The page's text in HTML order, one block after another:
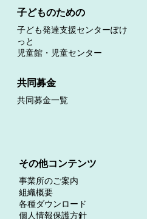
子どものための
子ども発達支援センターぽけ
っと
児童館・児童センター
共同募金
共同募金一覧
その他コンテンツ
事業所のご案内
組織概要
各種ダウンロード
個人情報保護方針